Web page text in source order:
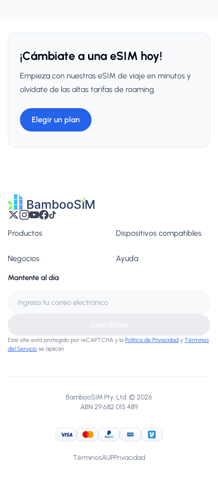
¡Cámbiate a una eSIM hoy!
Empieza con nuestras eSIM de viaje en minutos y
olvídate de las altas tarifas de roaming.
Elegir un plan
Productos Dispositivos compatibles
Negocios Ayuda
Mantente al día
Este sitio está protegido por reCAPTCHA y la Política de Privacidad y Términos
del Servicio se aplican.
BambooSIM Pty. Ltd. © 2026
ABN 29 682 015 489
Visa MasterCard
PayPal American Express
Venmo
TérminosAUPPrivacidad